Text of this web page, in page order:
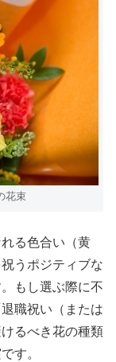
花束
る色合い（黄
うポジティブな
もし選ぶ際に不
職祝い（または
るべき花の種類
す。